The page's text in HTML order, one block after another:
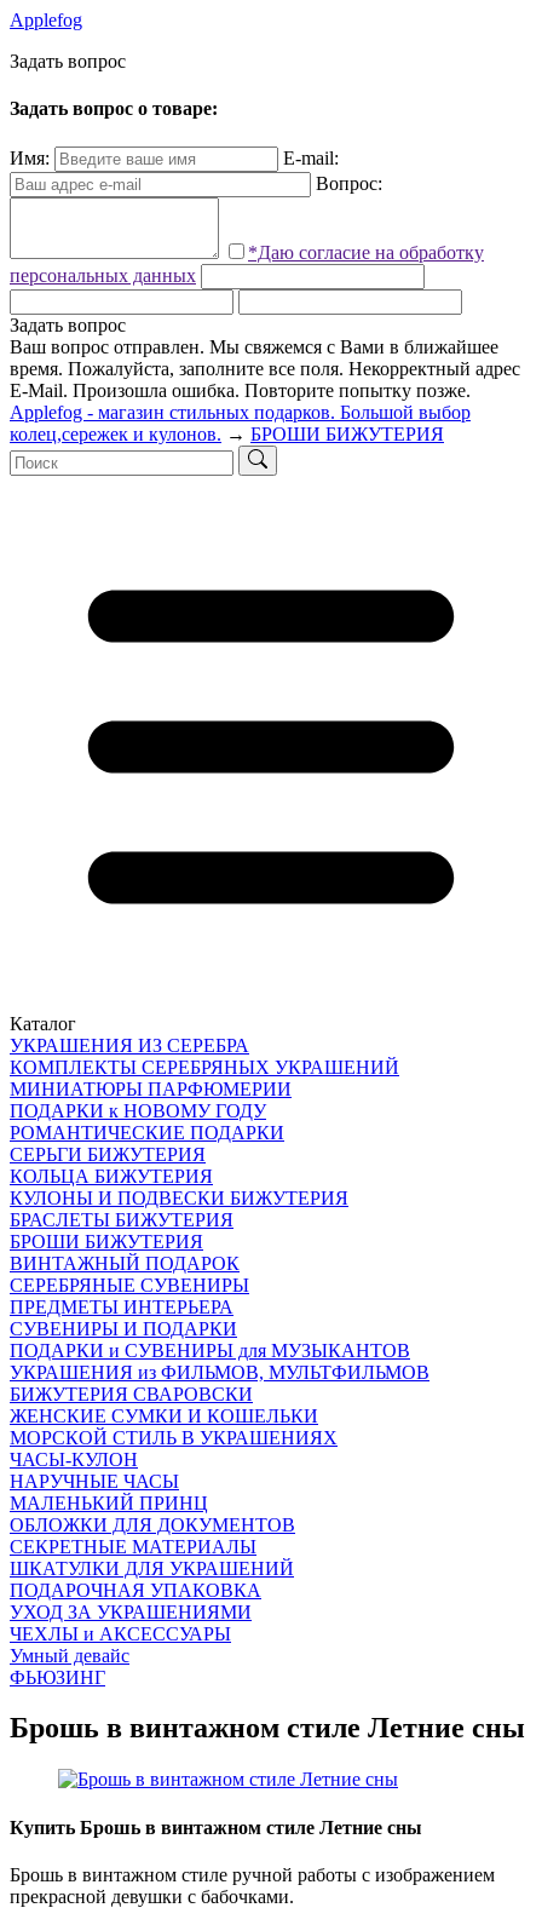
Applefog
Задать вопрос
Задать вопрос о товаре:
Имя:
E-mail:
Вопрос:
*Даю согласие на обработку
персональных данных
Задать вопрос
Ваш вопрос отправлен. Мы свяжемся с Вами в ближайшее
время. Пожалуйста, заполните все поля. Некорректный адрес
E-Mail. Произошла ошибка. Повторите попытку позже.
Applefog - магазин стильных подарков. Большой выбор
колец,сережек и кулонов. → БРОШИ БИЖУТЕРИЯ
Каталог
УКРАШЕНИЯ ИЗ СЕРЕБРА
КОМПЛЕКТЫ СЕРЕБРЯНЫХ УКРАШЕНИЙ
МИНИАТЮРЫ ПАРФЮМЕРИИ
ПОДАРКИ к НОВОМУ ГОДУ
РОМАНТИЧЕСКИЕ ПОДАРКИ
СЕРЬГИ БИЖУТЕРИЯ
КОЛЬЦА БИЖУТЕРИЯ
КУЛОНЫ И ПОДВЕСКИ БИЖУТЕРИЯ
БРАСЛЕТЫ БИЖУТЕРИЯ
БРОШИ БИЖУТЕРИЯ
ВИНТАЖНЫЙ ПОДАРОК
СЕРЕБРЯНЫЕ СУВЕНИРЫ
ПРЕДМЕТЫ ИНТЕРЬЕРА
СУВЕНИРЫ И ПОДАРКИ
ПОДАРКИ и СУВЕНИРЫ для МУЗЫКАНТОВ
УКРАШЕНИЯ из ФИЛЬМОВ, МУЛЬТФИЛЬМОВ
БИЖУТЕРИЯ СВАРОВСКИ
ЖЕНСКИЕ СУМКИ И КОШЕЛЬКИ
МОРСКОЙ СТИЛЬ В УКРАШЕНИЯХ
ЧАСЫ-КУЛОН
НАРУЧНЫЕ ЧАСЫ
МАЛЕНЬКИЙ ПРИНЦ
ОБЛОЖКИ ДЛЯ ДОКУМЕНТОВ
СЕКРЕТНЫЕ МАТЕРИАЛЫ
ШКАТУЛКИ ДЛЯ УКРАШЕНИЙ
ПОДАРОЧНАЯ УПАКОВКА
УХОД ЗА УКРАШЕНИЯМИ
ЧEХЛЫ и АКСЕССУАРЫ
Умный девайс
ФЬЮЗИНГ
Брошь в винтажном стиле Летние сны
Купить Брошь в винтажном стиле Летние сны
Брошь в винтажном стиле ручной работы с изображением
прекрасной девушки с бабочками.